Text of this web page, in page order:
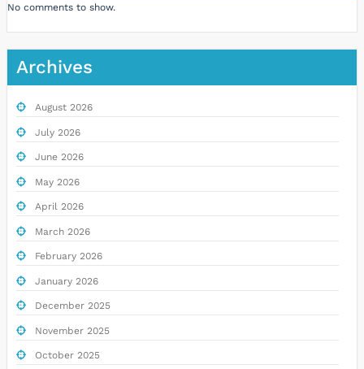
No comments to show.
Archives
August 2026
July 2026
June 2026
May 2026
April 2026
March 2026
February 2026
January 2026
December 2025
November 2025
October 2025